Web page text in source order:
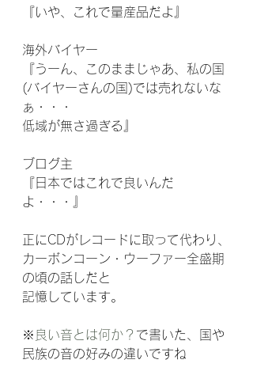
『いや、これで量産品だよ』
海外バイヤー
『うーん、このままじゃあ、私の国
(バイヤーさんの国)では売れないな
ぁ・・・
低域が無さ過ぎる』
ブログ主
『日本ではこれで良いんだ
よ・・・』
正にCDがレコードに取って代わり、
カーボンコーン・ウーファー全盛期
の頃の話しだと
記憶しています。
※ 良い音とは何か？ で書いた、国や
民族の音の好みの違いですね